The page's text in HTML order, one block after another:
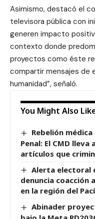
Asimismo, destacó el
televisora pública con
generen impacto
contexto donde
proyectos como éste
compartir mensajes de
humanidad”, señaló.
You Might Also
Rebelión
Penal: El CMD
artículos que
Alerta electoral
denuncia coacción
en la región del
Abinader